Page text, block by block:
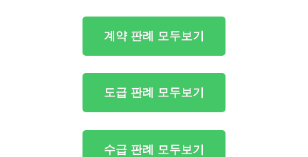
계약 판례 모두보기
도급 판례 모두보기
수급 판례 모두보기